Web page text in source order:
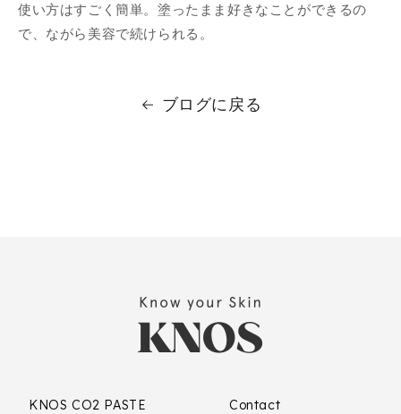
使い方はすごく簡単。塗ったまま好きなことができるの
で、ながら美容で続けられる。
ブログに戻る
KNOS CO2 PASTE
Contact